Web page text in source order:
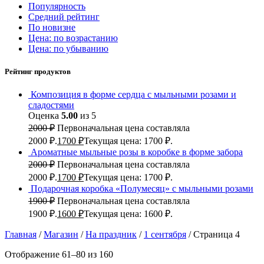
Популярность
Средний рейтинг
По новизне
Цена: по возрастанию
Цена: по убыванию
Рейтинг продуктов
Композиция в форме сердца с мыльными розами и
сладостями
Оценка 5.00 из 5
2000₽ Первоначальная цена составляла
2000 ₽.1700 ₽Текущая цена: 1700 ₽.
Ароматные мыльные розы в коробке в форме забора
2000₽ Первоначальная цена составляла
2000 ₽.1700 ₽Текущая цена: 1700 ₽.
Подарочная коробка «Полумесяц» с мыльными розами
1900₽ Первоначальная цена составляла
1900 ₽.1600 ₽Текущая цена: 1600 ₽.
Главная /Магазин /На праздник / 1 сентября /Страница 4
Отображение 61–80 из 160